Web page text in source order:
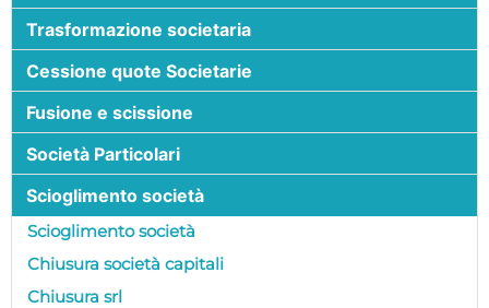
Trasformazione societaria
Cessione quote Societarie
Fusione e scissione
Società Particolari
Scioglimento società
Scioglimento società
Chiusura società capitali
Chiusura srl